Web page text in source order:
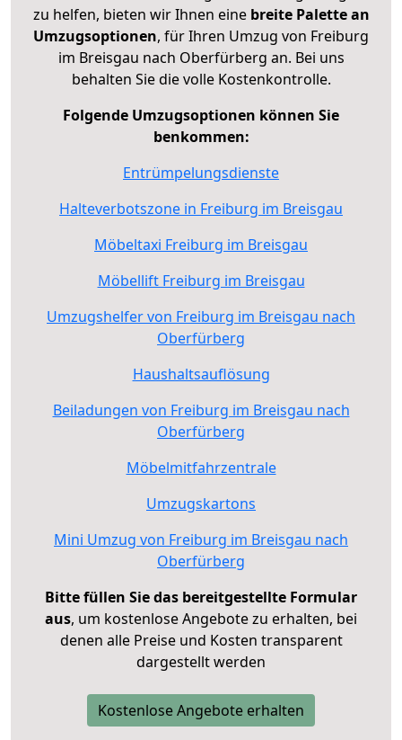
zu helfen, bieten wir Ihnen eine breite Palette an
Umzugsoptionen, für Ihren Umzug von Freiburg
im Breisgau nach Oberfürberg an. Bei uns
behalten Sie die volle Kostenkontrolle.
Folgende Umzugsoptionen können Sie
benkommen:
Entrümpelungsdienste
Halteverbotszone in Freiburg im Breisgau
Möbeltaxi Freiburg im Breisgau
Möbellift Freiburg im Breisgau
Umzugshelfer von Freiburg im Breisgau nach
Oberfürberg
Haushaltsauflösung
Beiladungen von Freiburg im Breisgau nach
Oberfürberg
Möbelmitfahrzentrale
Umzugskartons
Mini Umzug von Freiburg im Breisgau nach
Oberfürberg
Bitte füllen Sie das bereitgestellte Formular
aus, um kostenlose Angebote zu erhalten, bei
denen alle Preise und Kosten transparent
dargestellt werden
Kostenlose Angebote erhalten